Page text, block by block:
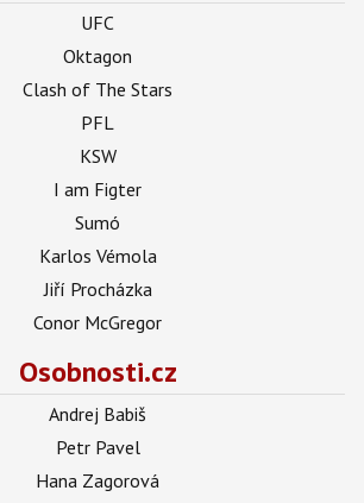
UFC
Oktagon
Clash of The Stars
PFL
KSW
I am Figter
Sumó
Karlos Vémola
Jiří Procházka
Conor McGregor
Osobnosti.cz
Andrej Babiš
Petr Pavel
Hana Zagorová